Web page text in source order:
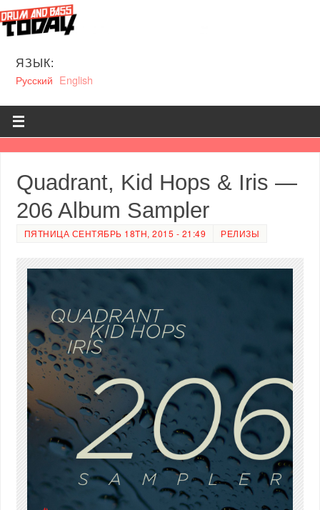
ЯЗЫК:
Русский English
Quadrant, Kid Hops & Iris —
206 Album Sampler
ПЯТНИЦА СЕНТЯБРЬ 18TH, 2015 - 21:49 РЕЛИЗЫ